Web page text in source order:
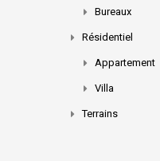
Bureaux
Résidentiel
Appartement
Villa
Terrains